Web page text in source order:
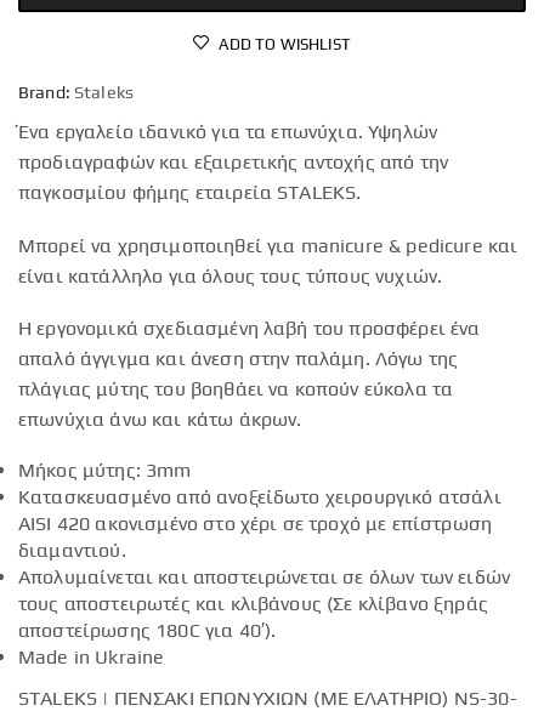
ADD TO WISHLIST
Brand: Staleks
Ένα εργαλείο ιδανικό για τα επωνύχια. Υψηλών
προδιαγραφών και εξαιρετικής αντοχής από την
παγκοσμίου φήμης εταιρεία STALEKS.
Μπορεί να χρησιμοποιηθεί για manicure & pedicure και
είναι κατάλληλο για όλους τους τύπους νυχιών.
H εργονομικά σχεδιασμένη λαβή του προσφέρει ένα
απαλό άγγιγμα και άνεση στην παλάμη. Λόγω της
πλάγιας μύτης του βοηθάει να κοπούν εύκολα τα
επωνύχια άνω και κάτω άκρων.
Μήκος μύτης: 3mm
Κατασκευασμένο από ανοξείδωτο χειρουργικό ατσάλι
AISI 420 ακονισμένο στο χέρι σε τροχό με επίστρωση
διαμαντιού.
Απολυμαίνεται και αποστειρώνεται σε όλων των ειδών
τους αποστειρωτές και κλιβάνους (Σε κλίβανο ξηράς
αποστείρωσης 180C για 40′).
Made in Ukraine
STALEKS | ΠΕΝΣΑΚΙ ΕΠΩΝΥΧΙΩΝ (ΜΕ ΕΛΑΤΗΡΙΟ) ΝS-30-